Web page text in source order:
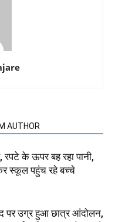
AUTHOR
रपटे के ऊपर बह रहा पानी,
स्कूल पहुंच रहे बच्चे
पर उग्र हुआ छात्र आंदोलन,